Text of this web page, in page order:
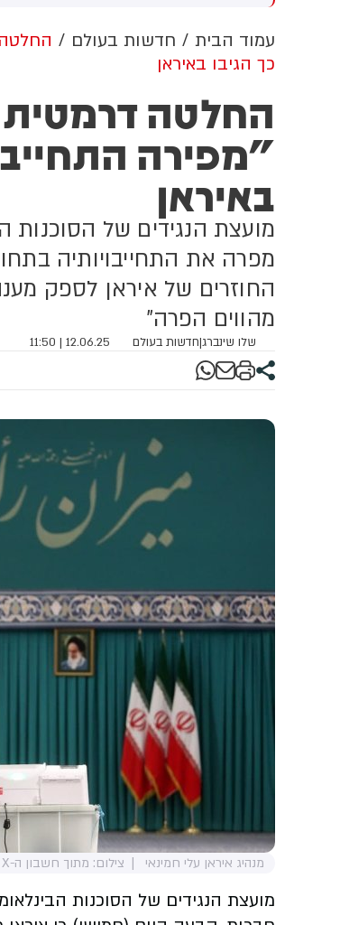
רפואי בזירה
עולה מניתוח חדש של
בצרפתית, אנגלית
בטענה שיהודים הם
במכוון את השריפות
ספרד ונורבגיה בטרה
עמוד הבית חדשות בעולם
החלטה
כך הגיבו באיראן
החלטה
"מפירה
באיראן
מועצת הנגידים של הסוכנות
מפרה את התחייבויותיה
החוזרים של איראן לספק
מהווים הפרה"
שלו שינברג|חדשות בעולם 12.06.25 | 11:50
מנהיג איראן עלי חמינאי צילום: מתוך חשבון ה-X שלו